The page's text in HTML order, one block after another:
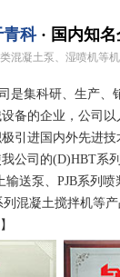
青科· 国内知名
混凝土泵、湿喷机等
是集科研、生产、
备的企业，公司
引进国内外先进
公司的(D)HBT系
送泵、PJB系列喷
列混凝土搅拌机等
】